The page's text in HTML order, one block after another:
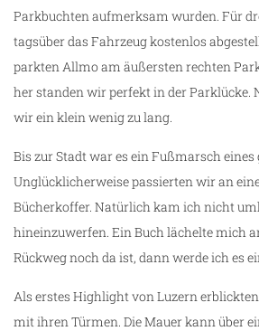
Parkbuchten aufmerksam wurden. Für
tagsüber das Fahrzeug kostenlos
parkten Allmo am äußersten rechten
her standen wir perfekt in der Parklücke.
wir ein klein wenig zu lang.
Bis zur Stadt war es ein Fußmarsch eines
Unglücklicherweise passierten wir an
Bücherkoffer. Natürlich kam ich nicht
hineinzuwerfen. Ein Buch lächelte mich
Rückweg noch da ist, dann werde ich es
Als erstes Highlight von Luzern
mit ihren Türmen. Die Mauer kann über